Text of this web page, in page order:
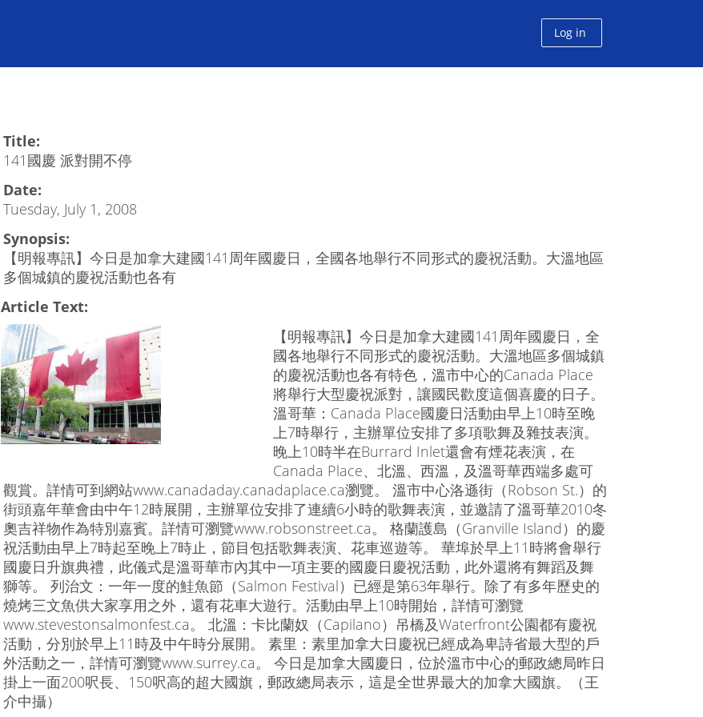
Log in
Title:
141國慶 派對開不停
Date:
Tuesday, July 1, 2008
Synopsis:
【明報專訊】今日是加拿大建國141周年國慶日，全國各地舉行不同形式的慶祝活動。大溫地區
多個城鎮的慶祝活動也各有
Article Text:
【明報專訊】今日是加拿大建國141周年國慶日，全
國各地舉行不同形式的慶祝活動。大溫地區多個城鎮
的慶祝活動也各有特色，溫市中心的Canada Place
將舉行大型慶祝派對，讓國民歡度這個喜慶的日子。
溫哥華：Canada Place國慶日活動由早上10時至晚
上7時舉行，主辦單位安排了多項歌舞及雜技表演。
晚上10時半在Burrard Inlet還會有煙花表演，在
Canada Place、北溫、西溫，及溫哥華西端多處可
觀賞。詳情可到網站www.canadaday.canadaplace.ca瀏覽。 溫市中心洛遜街（Robson St.）的
街頭嘉年華會由中午12時展開，主辦單位安排了連續6小時的歌舞表演，並邀請了溫哥華2010冬
奧吉祥物作為特別嘉賓。詳情可瀏覽www.robsonstreet.ca。 格蘭護島（Granville Island）的慶
祝活動由早上7時起至晚上7時止，節目包括歌舞表演、花車巡遊等。 華埠於早上11時將會舉行
國慶日升旗典禮，此儀式是溫哥華市內其中一項主要的國慶日慶祝活動，此外還將有舞蹈及舞
獅等。 列治文：一年一度的鮭魚節（Salmon Festival）已經是第63年舉行。除了有多年歷史的
燒烤三文魚供大家享用之外，還有花車大遊行。活動由早上10時開始，詳情可瀏覽
www.stevestonsalmonfest.ca。 北溫：卡比蘭奴（Capilano）吊橋及Waterfront公園都有慶祝
活動，分別於早上11時及中午時分展開。 素里：素里加拿大日慶祝已經成為卑詩省最大型的戶
外活動之一，詳情可瀏覽www.surrey.ca。 今日是加拿大國慶日，位於溫市中心的郵政總局昨日
掛上一面200呎長、150呎高的超大國旗，郵政總局表示，這是全世界最大的加拿大國旗。（王
介中攝）